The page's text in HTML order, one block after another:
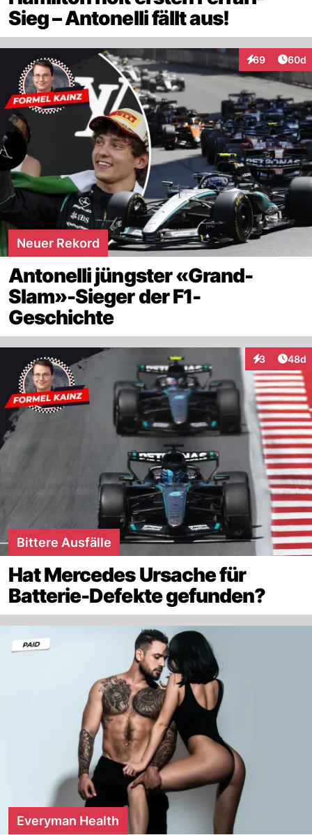
Sieg – Antonelli fällt aus!
69
Interaktionen
60d
Neuer Rekord
Antonelli jüngster «Grand-
Slam»-Sieger der F1-
Geschichte
3
Interaktionen
48d
Bittere Ausfälle
Hat Mercedes Ursache für
Batterie-Defekte gefunden?
Everyman Health